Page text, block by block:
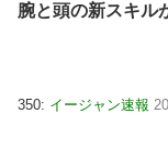
腕と頭の新スキル
350: イージャン速報